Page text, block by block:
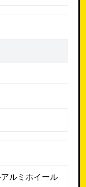
ルミホイール